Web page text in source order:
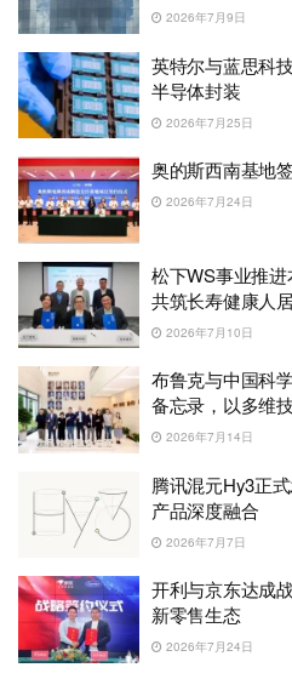
2026年7月9日
英特尔与蓝思科
半导体封装
2026年7月25日
奥的斯西南基地
2026年7月24日
松下WS事业推
共筑长寿健康人
2026年7月10日
布鲁克与中国科
备忘录，以多维
2026年7月14日
腾讯混元Hy3正
产品深度融合
2026年7月7日
开利与京东达成
新零售生态
2026年7月24日